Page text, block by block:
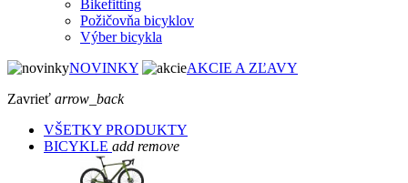
Bikefitting
Požičovňa bicyklov
Výber bicykla
NOVINKY
AKCIE A ZĽAVY
Zavrieť arrow_back
VŠETKY PRODUKTY
BICYKLE add remove